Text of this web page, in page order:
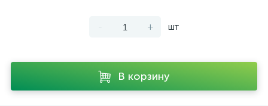
- + шт
В корзину